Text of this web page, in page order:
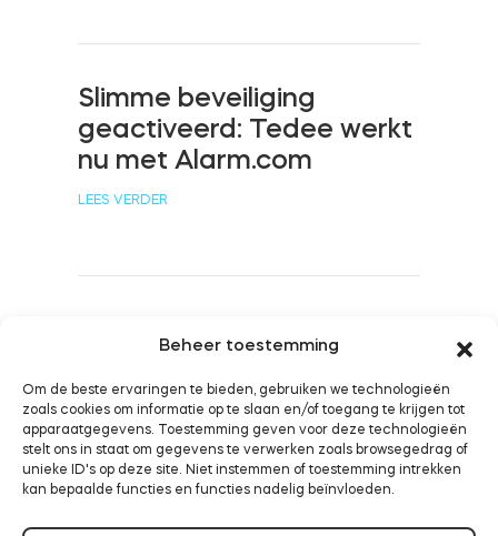
Beheer toestemming
Om de beste ervaringen te bieden, gebruiken we technologieën
zoals cookies om informatie op te slaan en/of toegang te krijgen tot
apparaatgegevens. Toestemming geven voor deze technologieën
stelt ons in staat om gegevens te verwerken zoals browsegedrag of
unieke ID's op deze site. Niet instemmen of toestemming intrekken
kan bepaalde functies en functies nadelig beïnvloeden.
Tedee Keypad PRO
Tedee Biometric Module
Tedee Dry Contact
Slimme beveiliging
geactiveerd: Tedee werkt
nu met Alarm.com
LEES VERDER
Samsung SmartThings
LEES VERDER